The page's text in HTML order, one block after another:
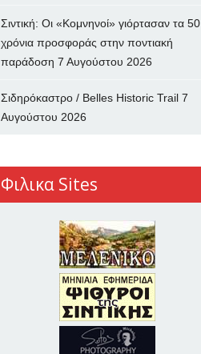
Σιντική: Οι «Κομνηνοί» γιόρτασαν τα 50
χρόνια προσφοράς στην ποντιακή
παράδοση 7 Αυγούστου 2026
Σιδηρόκαστρο / Belles Historic Trail 7
Αυγούστου 2026
Φιλικα Sites